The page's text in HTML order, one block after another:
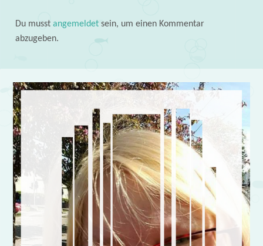
Du musst angemeldetsein, um einen Kommentar
abzugeben.